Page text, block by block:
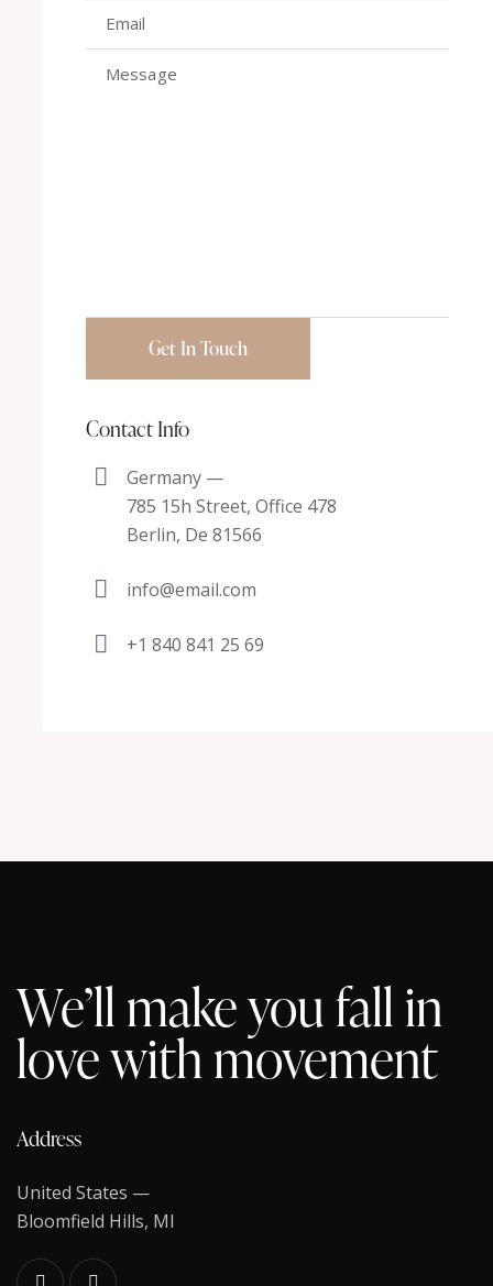
Contact Info
Germany —
785 15h Street, Office 478
Berlin, De 81566
info@email.com
+1 840 841 25 69
We’ll make you fall in
love with movement
Address
United States —
Bloomfield Hills, MI